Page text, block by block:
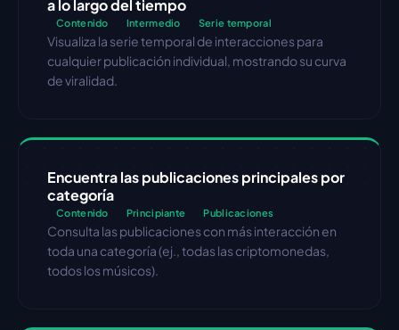
a lo largo del tiempo
Contenido Intermedio Serie temporal
Visualiza la serie temporal de interacciones para
cualquier publicación individual, mostrando su curva
de viralidad.
Encuentra las publicaciones principales por
categoría
Contenido Principiante Publicaciones
Consulta las publicaciones con más interacción en
toda una categoría (ej., todas las criptomonedas,
todos los músicos).